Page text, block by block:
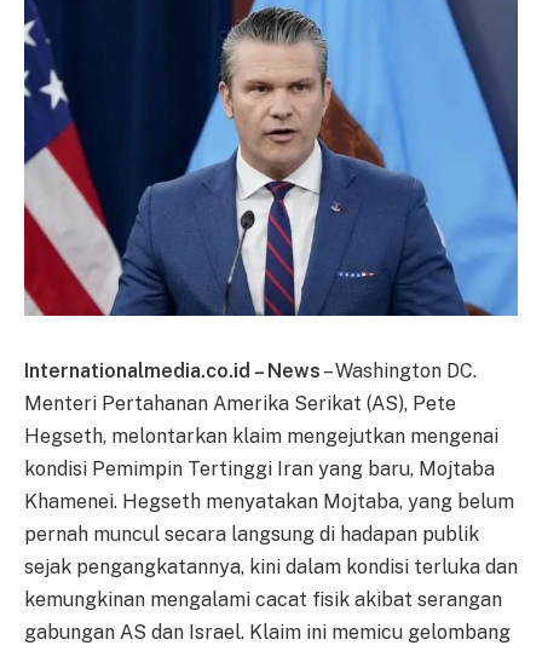
Internationalmedia.co.id – News – Washington DC.
Menteri Pertahanan Amerika Serikat (AS), Pete
Hegseth, melontarkan klaim mengejutkan mengenai
kondisi Pemimpin Tertinggi Iran yang baru, Mojtaba
Khamenei. Hegseth menyatakan Mojtaba, yang belum
pernah muncul secara langsung di hadapan publik
sejak pengangkatannya, kini dalam kondisi terluka dan
kemungkinan mengalami cacat fisik akibat serangan
gabungan AS dan Israel. Klaim ini memicu gelombang